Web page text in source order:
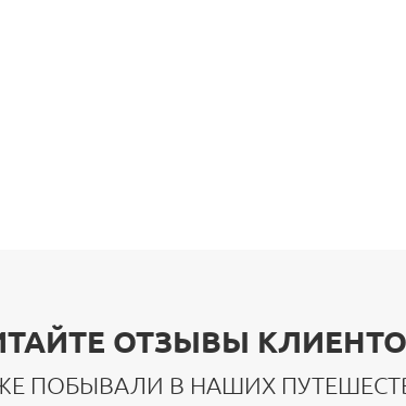
ОТЗЫВЫ
ПОБЫВАЛИ В НАШИХ